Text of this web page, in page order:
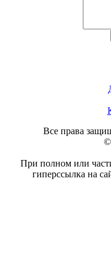
Все права
©
При полном или
гиперссылка на